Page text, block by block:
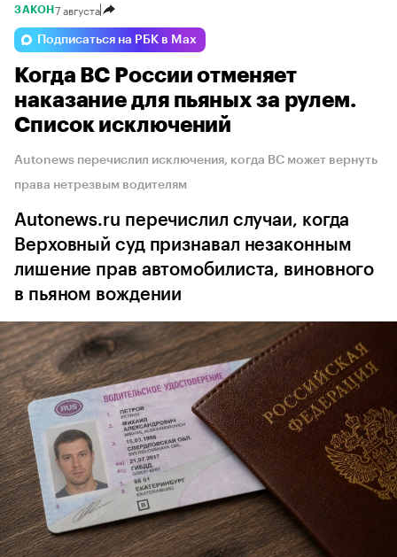
ЗАКОН 7 августа
Подписаться на РБК в Max
Когда ВС России отменяет
наказание для пьяных за рулем.
Список исключений
Autonews перечислил исключения, когда ВС может вернуть
права нетрезвым водителям
Autonews.ru перечислил случаи, когда
Верховный суд признавал незаконным
лишение прав автомобилиста, виновного
в пьяном вождении